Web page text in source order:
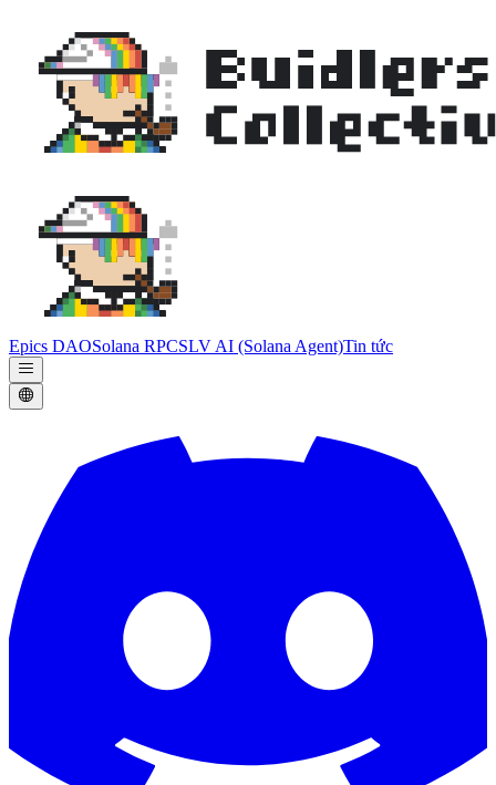
Epics DAOSolana RPCSLV AI (Solana Agent)Tin tức